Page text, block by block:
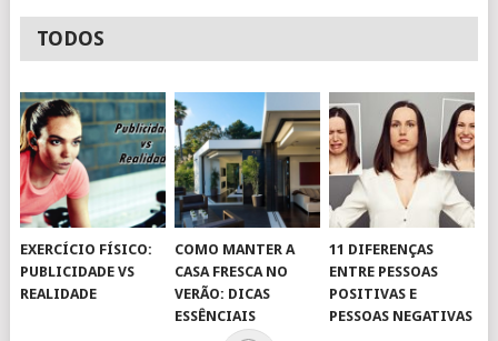
TODOS
EXERCÍCIO FÍSICO:
PUBLICIDADE VS
REALIDADE
COMO MANTER A
CASA FRESCA NO
VERÃO: DICAS
ESSÊNCIAIS
11 DIFERENÇAS
ENTRE PESSOAS
POSITIVAS E
PESSOAS NEGATIVAS